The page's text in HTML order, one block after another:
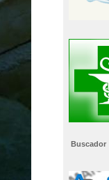
Buscador